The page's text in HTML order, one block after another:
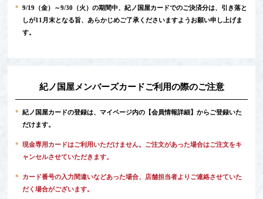
*
9/19（金）～9/30（火）の期間中、紀ノ国屋カードでのご決済分は、引き落と
しが11月末となる旨、あらかじめご了承くださいますようお願い申し上げま
す。
紀ノ国屋メンバーズカードご利用の際のご注意
* 紀ノ国屋カードの登録は、マイページ内の 【会員情報詳細】 からご登録いた
だけます。
*
現金専用カードはご利用いただけません。ご注文があった場合はご注文をキ
ャンセルさせていただきます。
*
カード番号の入力間違いなどあった場合、店舗担当者よりご連絡させていた
だく場合がございます。